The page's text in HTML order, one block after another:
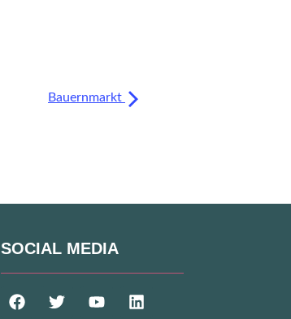
Bauernmarkt
SOCIAL MEDIA